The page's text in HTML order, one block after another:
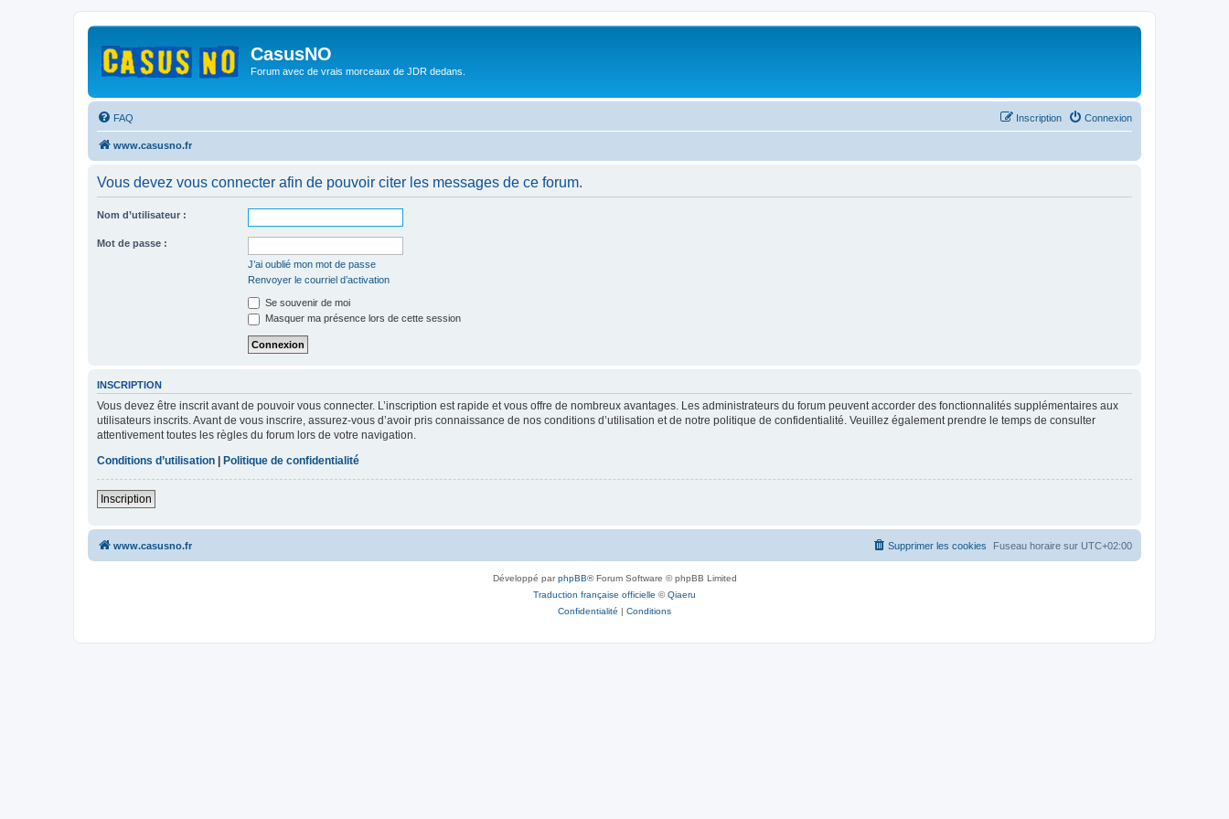
CasusNO
Forum avec de vrais morceaux de JDR dedans.
FAQ Connexion
Inscription
www.casusno.fr
Vous devez vous connecter afin de pouvoir citer les messages de ce forum.
Nom d’utilisateur :
Mot de passe :
J’ai oublié mon mot de passe
Renvoyer le courriel d’activation
Se souvenir de moi
Masquer ma présence lors de cette session
INSCRIPTION
Vous devez être inscrit avant de pouvoir vous connecter. L’inscription est rapide et vous offre de nombreux avantages. Les administrateurs du forum peuvent accorder des fonctionnalités supplémentaires aux
utilisateurs inscrits. Avant de vous inscrire, assurez-vous d’avoir pris connaissance de nos conditions d’utilisation et de notre politique de confidentialité. Veuillez également prendre le temps de consulter
attentivement toutes les règles du forum lors de votre navigation.
Conditions d’utilisation
Politique de confidentialité
Inscription
www.casusno.fr Fuseau horaire sur UTC+02:00
Supprimer les cookies
Développé parphpBB® Forum Software © phpBB Limited
Traduction française officielle ©Qiaeru
Confidentialité | Conditions